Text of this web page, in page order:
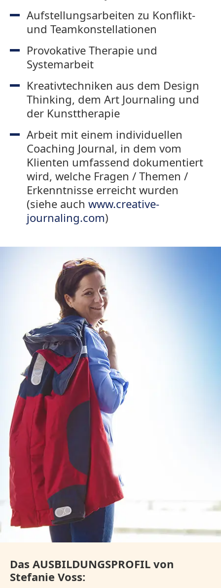
Aufstellungsarbeiten zu Konflikt-
und Teamkonstellationen
Provokative Therapie und
Systemarbeit
Kreativtechniken aus dem Design
Thinking, dem Art Journaling und
der Kunsttherapie
Arbeit mit einem individuellen
Coaching Journal, in dem vom
Klienten umfassend dokumentiert
wird, welche Fragen / Themen /
Erkenntnisse erreicht wurden
(siehe auch www.creative-
journaling.com)
Das AUSBILDUNGSPROFIL von
Stefanie Voss: